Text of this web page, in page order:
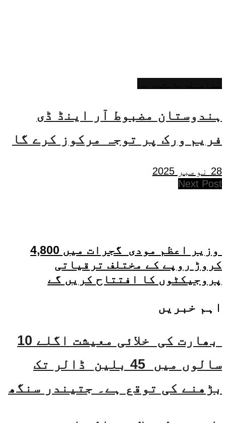
ہندوستان مضبوط آر اینڈ ڈی
فریم ورک پر توجہ مرکوز کرے گا
28 نومبر 2025
Next Post
وزیر اعظم مودی گجرات میں 4,800
کروڑ روپے کے مختلف ترقیاتی
پروجیکٹوں کا افتتاح کریں گے
اہم خبریں
بھارت کی خلائی معیشت اگلے 10
سالوں میں 45 بلین ڈالر تک
بڑھنے کی توقع ہے۔ جتیندر سنگھ